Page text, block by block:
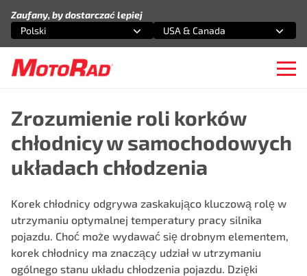
Zaufany, by dostarczać lepiej
Wybierz opcję
Polski
Wybierz opcję
USA & Canada
Zrozumienie roli korków
chłodnicy w samochodowych
układach chłodzenia
Korek chłodnicy odgrywa zaskakująco kluczową rolę w
utrzymaniu optymalnej temperatury pracy silnika
pojazdu. Choć może wydawać się drobnym elementem,
korek chłodnicy ma znaczący udział w utrzymaniu
ogólnego stanu układu chłodzenia pojazdu. Dzięki